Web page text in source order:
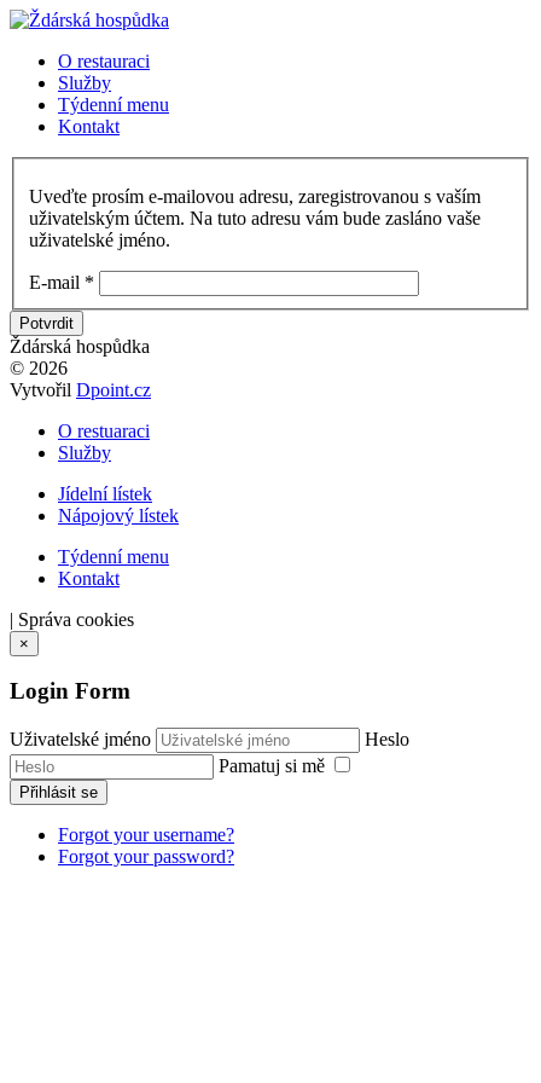
O restauraci
Služby
Týdenní menu
Kontakt
Uveďte prosím e-mailovou adresu, zaregistrovanou s vaším
uživatelským účtem. Na tuto adresu vám bude zasláno vaše
uživatelské jméno.
E-mail *
Potvrdit
Ždárská hospůdka
© 2026
Vytvořil Dpoint.cz
O restuaraci
Služby
Jídelní lístek
Nápojový lístek
Týdenní menu
Kontakt
| Správa cookies
×
Login Form
Uživatelské jméno
Heslo
Pamatuj si mě
Přihlásit se
Forgot your username?
Forgot your password?